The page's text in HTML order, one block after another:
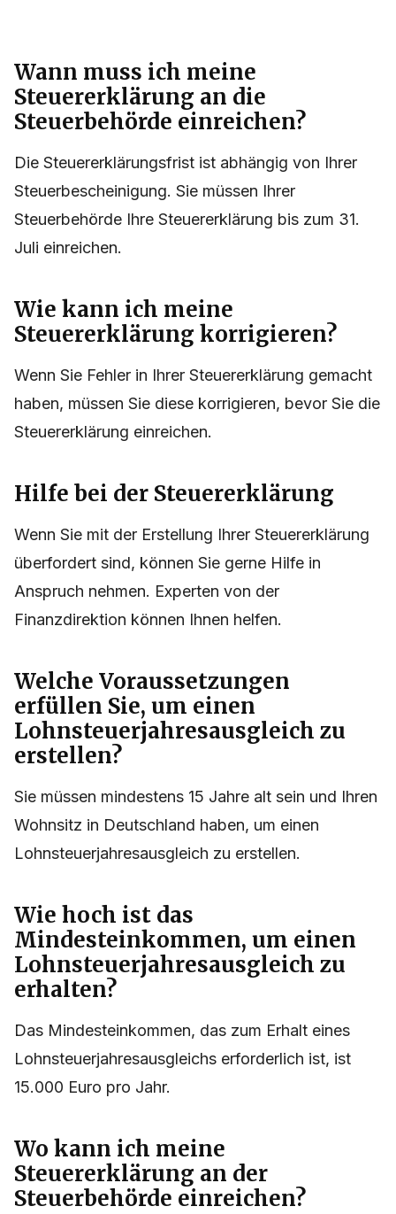
Wann muss ich meine
Steuererklärung an die
Steuerbehörde einreichen?
Die Steuererklärungsfrist ist abhängig von Ihrer
Steuerbescheinigung. Sie müssen Ihrer
Steuerbehörde Ihre Steuererklärung bis zum 31.
Juli einreichen.
Wie kann ich meine
Steuererklärung korrigieren?
Wenn Sie Fehler in Ihrer Steuererklärung gemacht
haben, müssen Sie diese korrigieren, bevor Sie die
Steuererklärung einreichen.
Hilfe bei der Steuererklärung
Wenn Sie mit der Erstellung Ihrer Steuererklärung
überfordert sind, können Sie gerne Hilfe in
Anspruch nehmen. Experten von der
Finanzdirektion können Ihnen helfen.
Welche Voraussetzungen
erfüllen Sie, um einen
Lohnsteuerjahresausgleich zu
erstellen?
Sie müssen mindestens 15 Jahre alt sein und Ihren
Wohnsitz in Deutschland haben, um einen
Lohnsteuerjahresausgleich zu erstellen.
Wie hoch ist das
Mindesteinkommen, um einen
Lohnsteuerjahresausgleich zu
erhalten?
Das Mindesteinkommen, das zum Erhalt eines
Lohnsteuerjahresausgleichs erforderlich ist, ist
15.000 Euro pro Jahr.
Wo kann ich meine
Steuererklärung an der
Steuerbehörde einreichen?